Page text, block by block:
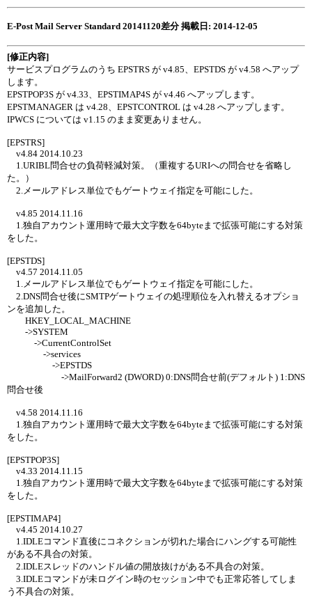
E-Post Mail Server Standard 20141120差分 掲載日: 2014-12-05
[修正内容]
サービスプログラムのうち EPSTRS が v4.85、EPSTDS が v4.58 へアップ
します。
EPSTPOP3S が v4.33、EPSTIMAP4S が v4.46 へアップします。
EPSTMANAGER は v4.28、EPSTCONTROL は v4.28 へアップします。
IPWCS については v1.15 のまま変更ありません。
[EPSTRS]
v4.84 2014.10.23
1.URIBL問合せの負荷軽減対策。（重複するURIへの問合せを省略し
た。）
2.メールアドレス単位でもゲートウェイ指定を可能にした。
v4.85 2014.11.16
1.独自アカウント運用時で最大文字数を64byteまで拡張可能にする対策
をした。
[EPSTDS]
v4.57 2014.11.05
1.メールアドレス単位でもゲートウェイ指定を可能にした。
2.DNS問合せ後にSMTPゲートウェイの処理順位を入れ替えるオプショ
ンを追加した。
HKEY_LOCAL_MACHINE
->SYSTEM
->CurrentControlSet
->services
->EPSTDS
->MailForward2 (DWORD) 0:DNS問合せ前(デフォルト) 1:DNS
問合せ後
v4.58 2014.11.16
1.独自アカウント運用時で最大文字数を64byteまで拡張可能にする対策
をした。
[EPSTPOP3S]
v4.33 2014.11.15
1.独自アカウント運用時で最大文字数を64byteまで拡張可能にする対策
をした。
[EPSTIMAP4]
v4.45 2014.10.27
1.IDLEコマンド直後にコネクションが切れた場合にハングする可能性
がある不具合の対策。
2.IDLEスレッドのハンドル値の開放抜けがある不具合の対策。
3.IDLEコマンドが未ログイン時のセッション中でも正常応答してしま
う不具合の対策。